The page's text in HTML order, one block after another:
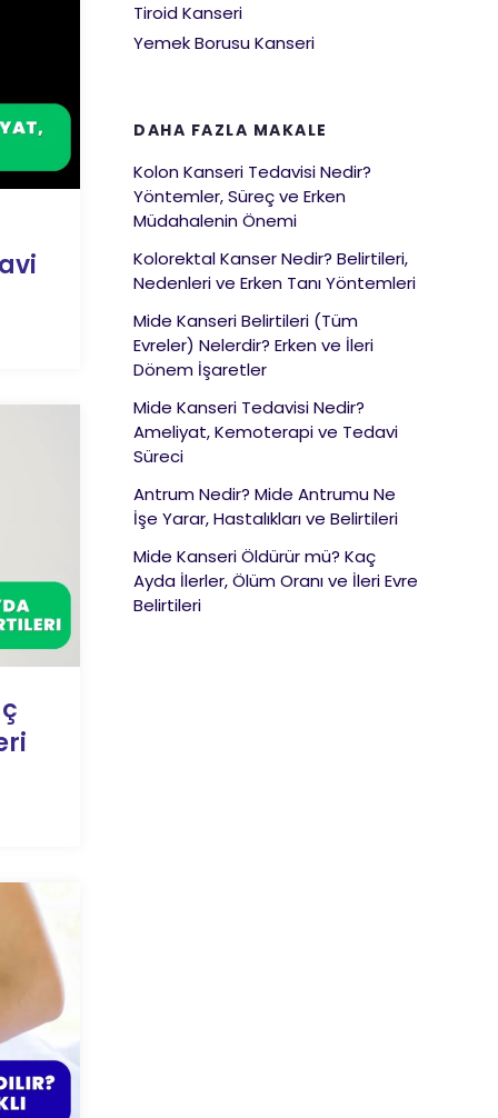
Tiroid Kanseri
Yemek Borusu Kanseri
DAHA FAZLA MAKALE
Kolon Kanseri Tedavisi Nedir?
Yöntemler, Süreç ve Erken
Müdahalenin Önemi
Kolorektal Kanser Nedir? Belirtileri,
Nedenleri ve Erken Tanı Yöntemleri
Mide Kanseri Belirtileri (Tüm
Evreler) Nelerdir? Erken ve İleri
Dönem İşaretler
Mide Kanseri Tedavisi Nedir?
Ameliyat, Kemoterapi ve Tedavi
Süreci
Antrum Nedir? Mide Antrumu Ne
İşe Yarar, Hastalıkları ve Belirtileri
Mide Kanseri Öldürür mü? Kaç
Ayda İlerler, Ölüm Oranı ve İleri Evre
Belirtileri